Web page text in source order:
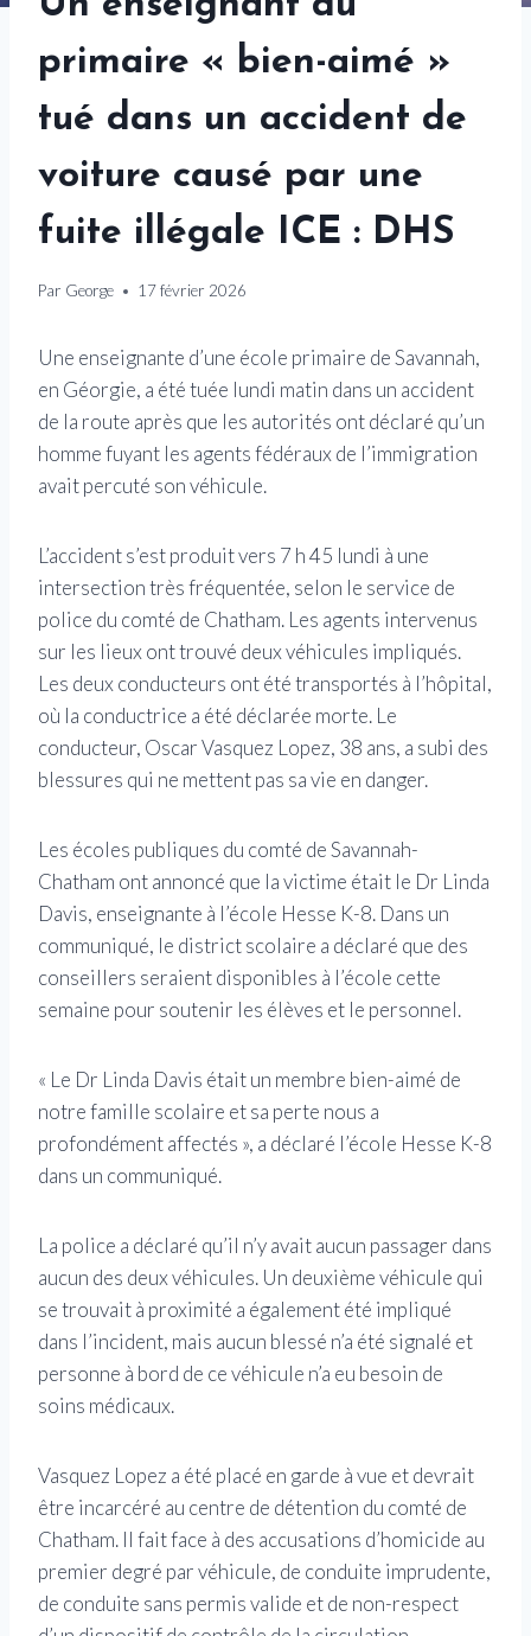
primaire « bien-aimé »
tué dans un accident de
voiture causé par une
fuite illégale ICE : DHS
Par George 17 février 2026
Une enseignante d’une école primaire de Savannah,
en Géorgie, a été tuée lundi matin dans un accident
de la route après que les autorités ont déclaré qu’un
homme fuyant les agents fédéraux de l’immigration
avait percuté son véhicule.
L’accident s’est produit vers 7 h 45 lundi à une
intersection très fréquentée, selon le service de
police du comté de Chatham. Les agents intervenus
sur les lieux ont trouvé deux véhicules impliqués.
Les deux conducteurs ont été transportés à l’hôpital,
où la conductrice a été déclarée morte. Le
conducteur, Oscar Vasquez Lopez, 38 ans, a subi des
blessures qui ne mettent pas sa vie en danger.
Les écoles publiques du comté de Savannah-
Chatham ont annoncé que la victime était le Dr Linda
Davis, enseignante à l’école Hesse K-8. Dans un
communiqué, le district scolaire a déclaré que des
conseillers seraient disponibles à l’école cette
semaine pour soutenir les élèves et le personnel.
« Le Dr Linda Davis était un membre bien-aimé de
notre famille scolaire et sa perte nous a
profondément affectés », a déclaré l’école Hesse K-8
dans un communiqué.
La police a déclaré qu’il n’y avait aucun passager dans
aucun des deux véhicules. Un deuxième véhicule qui
se trouvait à proximité a également été impliqué
dans l’incident, mais aucun blessé n’a été signalé et
personne à bord de ce véhicule n’a eu besoin de
soins médicaux.
Vasquez Lopez a été placé en garde à vue et devrait
être incarcéré au centre de détention du comté de
Chatham. Il fait face à des accusations d’homicide au
premier degré par véhicule, de conduite imprudente,
de conduite sans permis valide et de non-respect